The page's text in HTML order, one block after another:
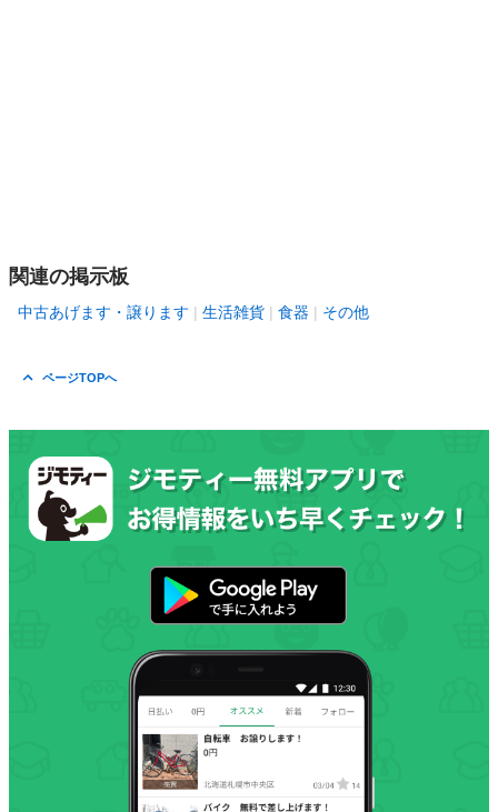
関連の掲示板
中古あげます・譲ります 生活雑貨 食器 その他
ページTOPへ